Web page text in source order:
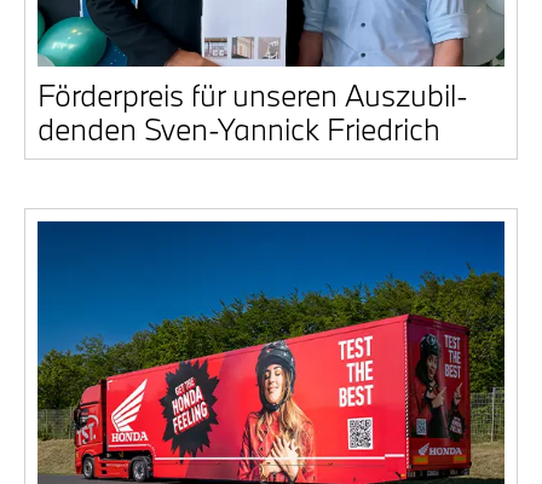
För­der­preis für unse­ren Aus­zu­bil­
den­den Sven-Yan­nick Fried­rich